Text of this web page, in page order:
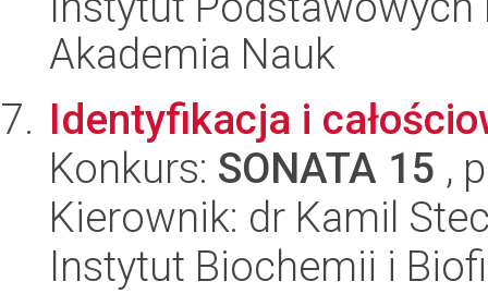
Akademia Nauk
Identyfikacja i
Konkurs: SONATA 15 ,
Kierownik: dr Kamil
Instytut Biochemii i